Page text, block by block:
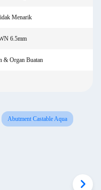
Menarik
6.5mm
& Organ Buatan
Abutment Castable Aqua